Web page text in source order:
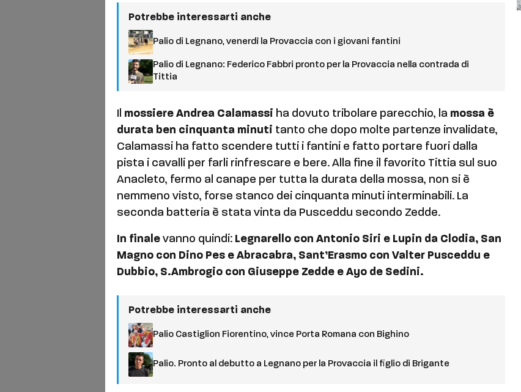
Potrebbe interessarti anche
Palio di Legnano, venerdì la Provaccia con i giovani fantini
Palio di Legnano: Federico Fabbri pronto per la Provaccia nella contrada di
Tittia
Il mossiere Andrea Calamassi ha dovuto tribolare parecchio, la mossa è
durata ben cinquanta minuti tanto che dopo molte partenze invalidate,
Calamassi ha fatto scendere tutti i fantini e fatto portare fuori dalla
pista i cavalli per farli rinfrescare e bere. Alla fine il favorito Tittia sul suo
Anacleto, fermo al canape per tutta la durata della mossa, non si è
nemmeno visto, forse stanco dei cinquanta minuti interminabili. La
seconda batteria è stata vinta da Pusceddu secondo Zedde.
In finale vanno quindi: Legnarello con Antonio Siri e Lupin da Clodia, San
Magno con Dino Pes e Abracabra, Sant’Erasmo con Valter Pusceddu e
Dubbio, S.Ambrogio con Giuseppe Zedde e Ayo de Sedini.
Potrebbe interessarti anche
Palio Castiglion Fiorentino, vince Porta Romana con Bighino
Palio. Pronto al debutto a Legnano per la Provaccia il figlio di Brigante